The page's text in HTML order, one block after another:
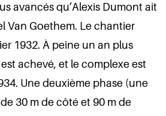
avancés qu’Alexis Dumont ait
Van Goethem. Le chantier
1932. À peine un an plus
achevé, et le complexe est
Une deuxième phase (une
30 m de côté et 90 m de